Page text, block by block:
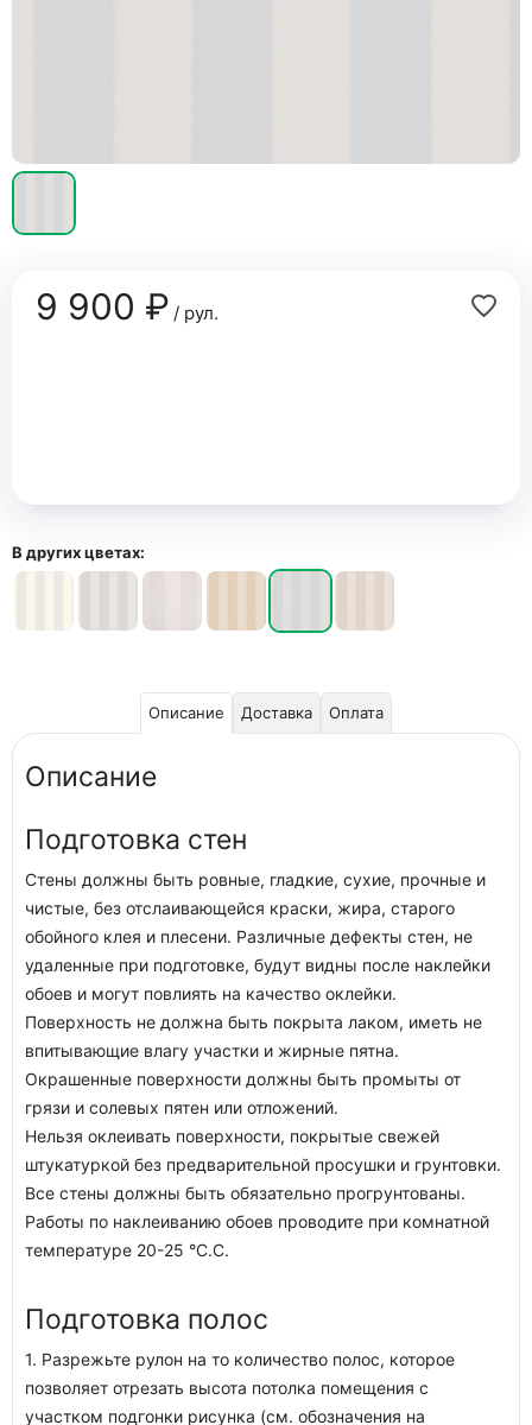
9 900 ₽/ рул.
В других цветах:
Описание Доставка Оплата
Описание
Подготовка стен
Стены должны быть ровные, гладкие, сухие, прочные и
чистые, без отслаивающейся краски, жира, старого
обойного клея и плесени. Различные дефекты стен, не
удаленные при подготовке, будут видны после наклейки
обоев и могут повлиять на качество оклейки.
Поверхность не должна быть покрыта лаком, иметь не
впитывающие влагу участки и жирные пятна.
Окрашенные поверхности должны быть промыты от
грязи и солевых пятен или отложений.
Нельзя оклеивать поверхности, покрытые свежей
штукатуркой без предварительной просушки и грунтовки.
Все стены должны быть обязательно прогрунтованы.
Работы по наклеиванию обоев проводите при комнатной
температуре 20-25 °C.C.
Подготовка полос
1. Разрежьте рулон на то количество полос, которое
позволяет отрезать высота потолка помещения с
участком подгонки рисунка (см. обозначения на